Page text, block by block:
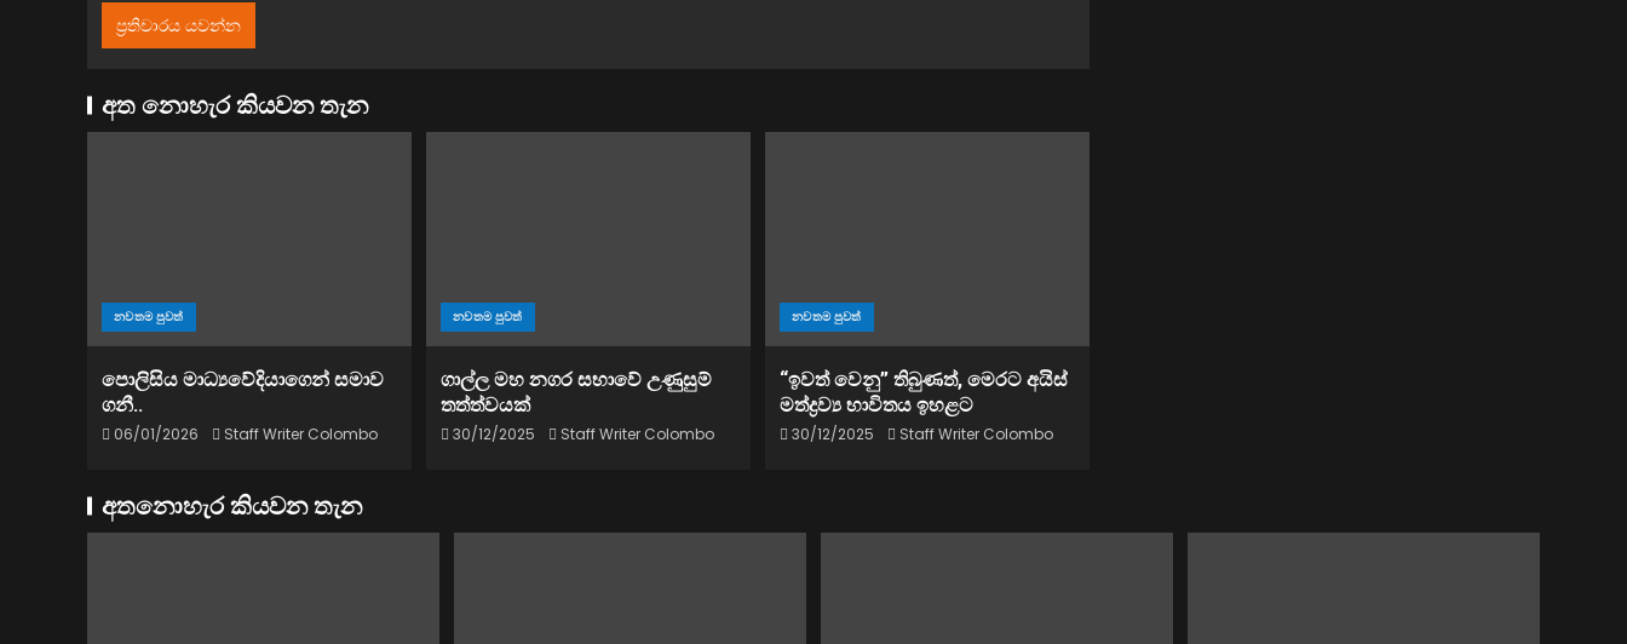
අත නොහැර කියවන තැන
නවතම පුවත්
පොලිසිය මාධ්‍යවේදියාගෙන් සමාව
ගනී..
06/01/2026 Staff Writer Colombo
නවතම පුවත්
ගාල්ල මහ නගර සභාවේ උණුසුම්
තත්ත්වයක්
30/12/2025 Staff Writer Colombo
නවතම පුවත්
“ඉවත් වෙනු” තිබුණත්, මෙරට අයිස්
මත්ද්‍රව්‍ය භාවිතය ඉහළට
30/12/2025 Staff Writer Colombo
අතනොහැර කියවන තැන